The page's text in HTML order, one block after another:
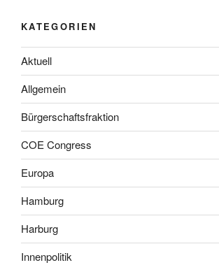
KATEGORIEN
Aktuell
Allgemein
Bürgerschaftsfraktion
COE Congress
Europa
Hamburg
Harburg
Innenpolitik